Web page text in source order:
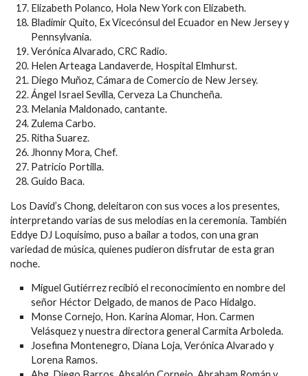
Elizabeth Polanco, Hola New York con Elizabeth.
Bladimir Quito, Ex Vicecónsul del Ecuador en New Jersey y
Pennsylvania.
Verónica Alvarado, CRC Radio.
Helen Arteaga Landaverde, Hospital Elmhurst.
Diego Muñoz, Cámara de Comercio de New Jersey.
Ángel Israel Sevilla, Cerveza La Chuncheña.
Melania Maldonado, cantante.
Zulema Carbo.
Ritha Suarez.
Jhonny Mora, Chef.
Patricio Portilla.
Guido Baca.
Los David’s Chong, deleitaron con sus voces a los presentes,
interpretando varias de sus melodías en la ceremonia. También
Eddye DJ Loquisimo, puso a bailar a todos, con una gran
variedad de música, quienes pudieron disfrutar de esta gran
noche.
Miguel Gutiérrez recibió el reconocimiento en nombre del
señor Héctor Delgado, de manos de Paco Hidalgo.
Monse Cornejo, Hon. Karina Alomar, Hon. Carmen
Velásquez y nuestra directora general Carmita Arboleda.
Josefina Montenegro, Diana Loja, Verónica Alvarado y
Lorena Ramos.